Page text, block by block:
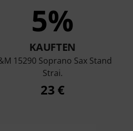
5%
KAUFTEN
15290 Soprano Sax Stand
Strai.
23 €